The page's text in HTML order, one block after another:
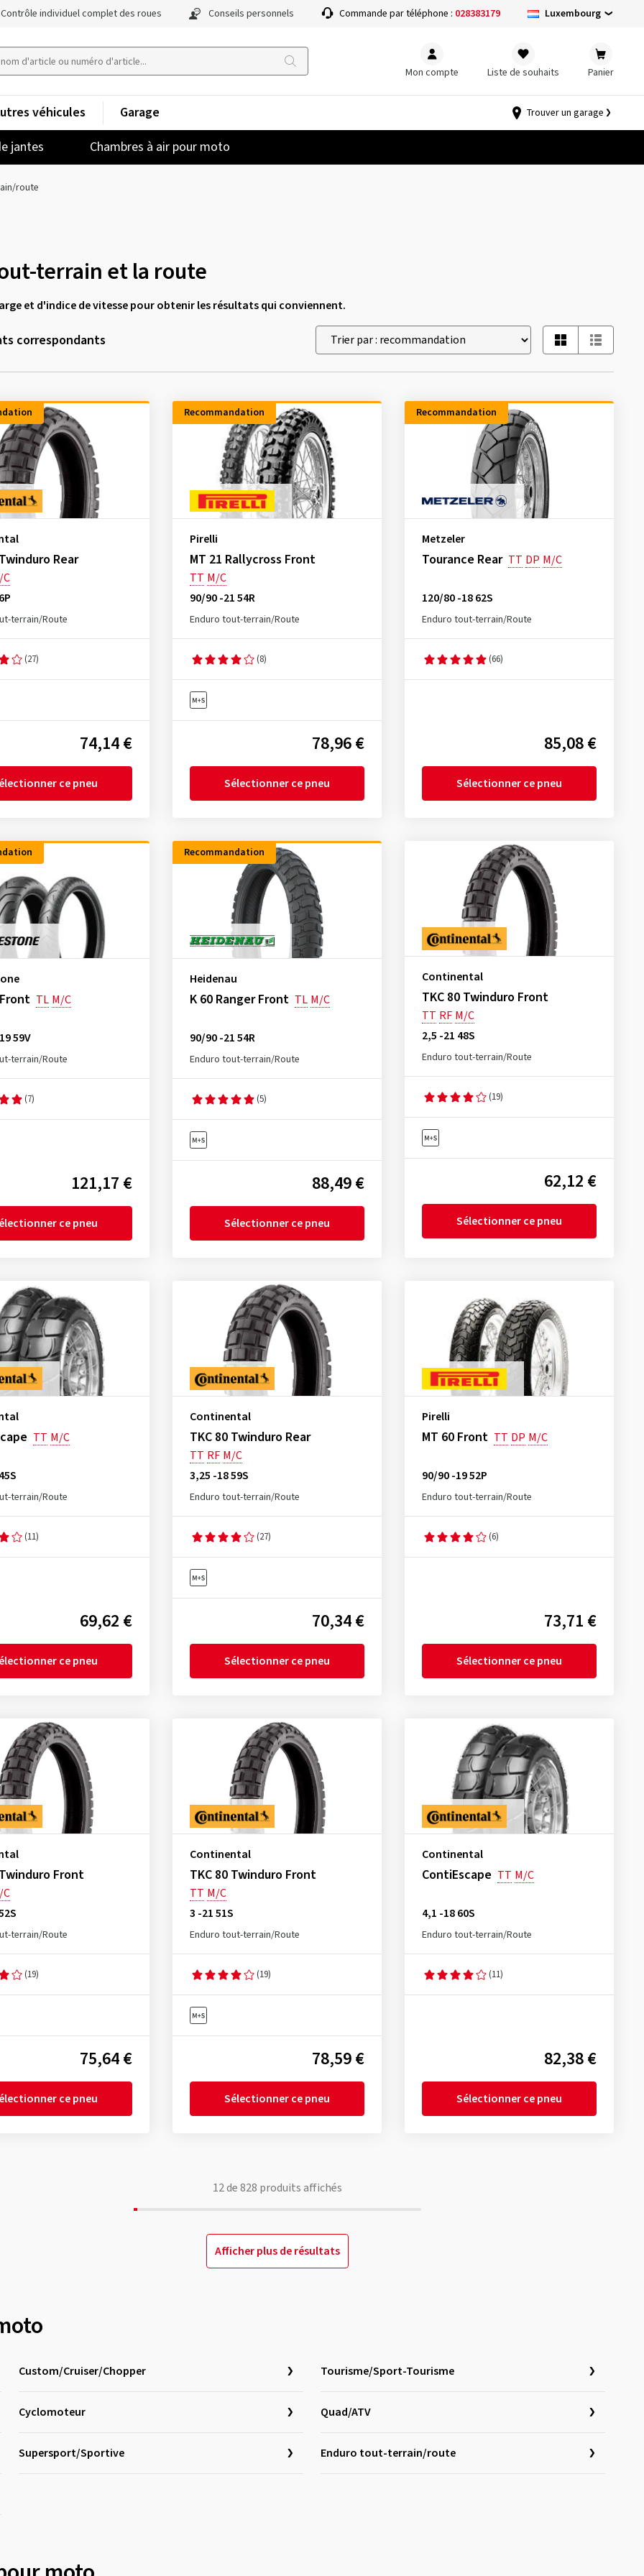
Contrôle individuel complet des roues Conseils personnels Commande par téléphone : 028383179 Luxembourg
Mon compte Liste de souhaits Panier
jantes Chambres à air pour moto
véhicules Garage Trouver un garage
route
terrain et la route
et d'indice de vitesse pour obtenir les résultats qui conviennent.
correspondants
Rear
C
terrain/Route
(27)
74,14 €
ce pneu
Recommandation
Pirelli
MT 21 Rallycross Front
TT M/C
90/90 -21 54R
Enduro tout-terrain/Route
(8)
78,96 €
Sélectionner ce pneu
Recommandation
Metzeler
Tourance Rear TT DP M/C
120/80 -18 62S
Enduro tout-terrain/Route
(66)
85,08 €
Sélectionner ce pneu
TL M/C
59V
terrain/Route
(7)
121,17 €
ce pneu
Recommandation
Heidenau
K 60 Ranger Front TL M/C
90/90 -21 54R
Enduro tout-terrain/Route
(5)
88,49 €
Sélectionner ce pneu
Continental
TKC 80 Twinduro Front
TT RF M/C
2,5 -21 48S
Enduro tout-terrain/Route
(19)
62,12 €
Sélectionner ce pneu
TT M/C
terrain/Route
(11)
69,62 €
ce pneu
Continental
TKC 80 Twinduro Rear
TT RF M/C
3,25 -18 59S
Enduro tout-terrain/Route
(27)
70,34 €
Sélectionner ce pneu
Pirelli
MT 60 Front TT DP M/C
90/90 -19 52P
Enduro tout-terrain/Route
(6)
73,71 €
Sélectionner ce pneu
Front
C
terrain/Route
(19)
75,64 €
ce pneu
Continental
TKC 80 Twinduro Front
TT M/C
3 -21 51S
Enduro tout-terrain/Route
(19)
78,59 €
Sélectionner ce pneu
Continental
ContiEscape TT M/C
4,1 -18 60S
Enduro tout-terrain/Route
(11)
82,38 €
Sélectionner ce pneu
12de828 produits affichés
Afficher plus de résultats
Custom/Cruiser/Chopper Tourisme/Sport-Tourisme
Cyclomoteur Quad/ATV
Supersport/Sportive Enduro tout-terrain/route